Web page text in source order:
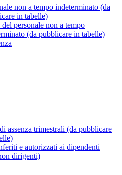
non a tempo indeterminato (da
in tabelle)
del personale non a tempo
(da pubblicare in tabelle)
assenza trimestrali (da pubblicare
e autorizzati ai dipendenti
dirigenti)